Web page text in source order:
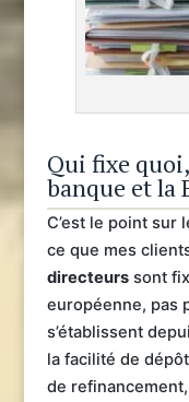
Qui fixe
banque et la
C’est le point sur
ce que mes
directeurssont
européenne, pas
s’établissent
la facilité de
de